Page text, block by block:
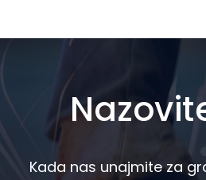
Kada nas unajmite za